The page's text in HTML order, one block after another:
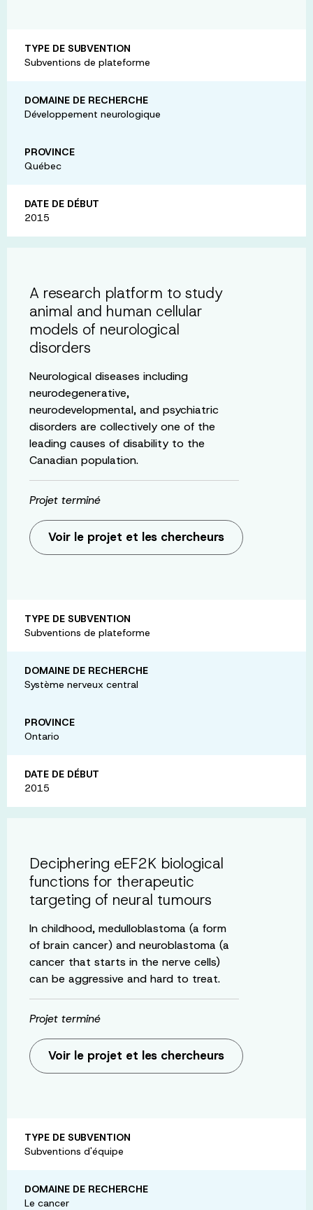
TYPE DE SUBVENTION
Subventions de plateforme
DOMAINE DE RECHERCHE
Développement neurologique
PROVINCE
Québec
DATE DE DÉBUT
2015
A research platform to study
animal and human cellular
models of neurological
disorders
Neurological diseases including
neurodegenerative,
neurodevelopmental, and psychiatric
disorders are collectively one of the
leading causes of disability to the
Canadian population.
Projet terminé
Voir le projet et les chercheurs
TYPE DE SUBVENTION
Subventions de plateforme
DOMAINE DE RECHERCHE
Système nerveux central
PROVINCE
Ontario
DATE DE DÉBUT
2015
Deciphering eEF2K biological
functions for therapeutic
targeting of neural tumours
In childhood, medulloblastoma (a form
of brain cancer) and neuroblastoma (a
cancer that starts in the nerve cells)
can be aggressive and hard to treat.
Projet terminé
Voir le projet et les chercheurs
TYPE DE SUBVENTION
Subventions d'équipe
DOMAINE DE RECHERCHE
Le cancer